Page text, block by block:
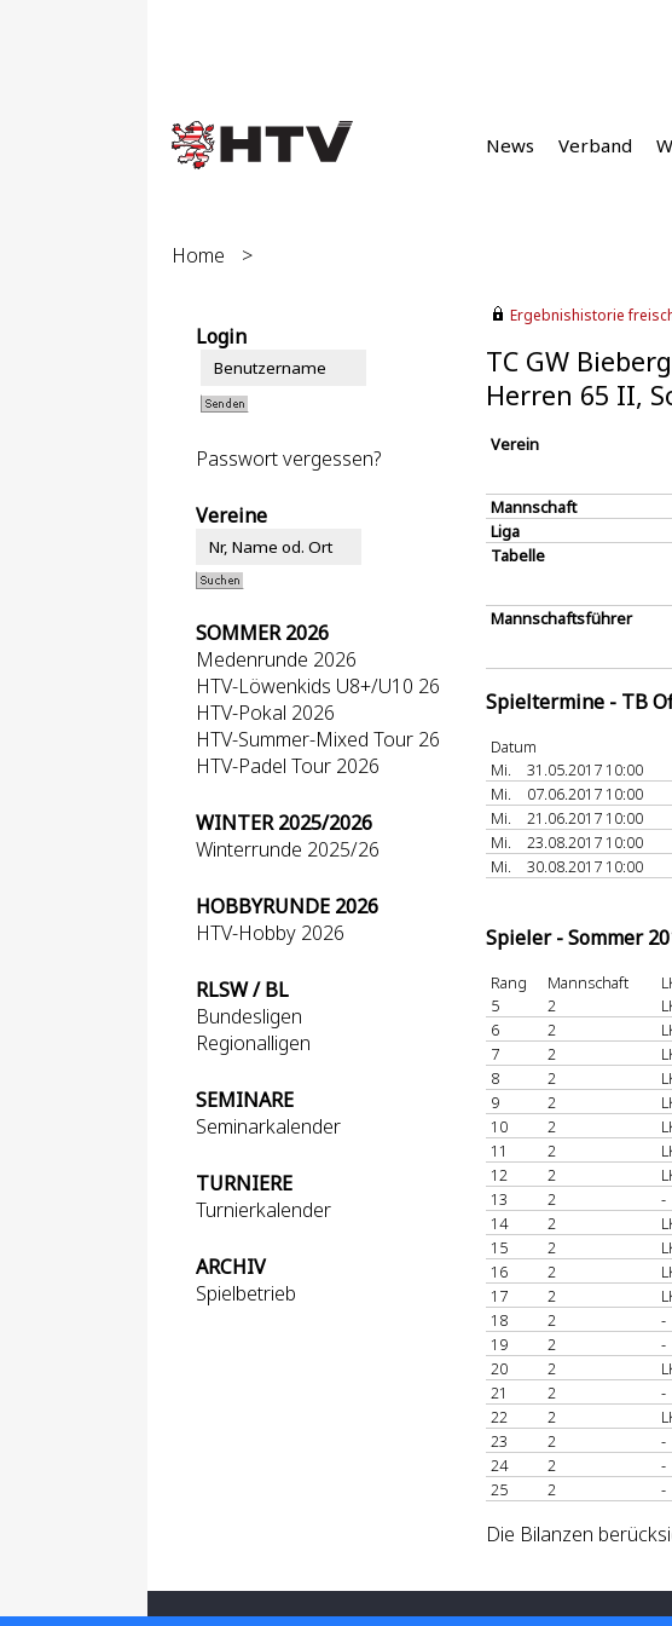
News Verband
Home >
Login
Passwort vergessen?
Vereine
SOMMER 2026
Medenrunde 2026
HTV-Löwenkids U8+/U10 26
HTV-Pokal 2026
HTV-Summer-Mixed Tour 26
HTV-Padel Tour 2026
WINTER 2025/2026
Winterrunde 2025/26
HOBBYRUNDE 2026
HTV-Hobby 2026
RLSW / BL
Bundesligen
Regionalligen
SEMINARE
Seminarkalender
TURNIERE
Turnierkalender
ARCHIV
Spielbetrieb
Ergebnishistorie
TC GW
Herren 65 II,
Verein
Mannschaft
Liga
Tabelle
Mannschaftsführer
Spieltermine - TB
Datum
Mi.
31.05.2017 10:00
Mi.
07.06.2017 10:00
Mi.
21.06.2017 10:00
Mi.
23.08.2017 10:00
Mi.
30.08.2017 10:00
Spieler - Sommer
Rang Mannschaft
5
2
6
2
7
2
8
2
9
2
10
2
11
2
12
2
13
2 -
14
2
15
2
16
2
17
2
18
2 -
19
2 -
20
2
21
2 -
22
2
23
2 -
24
2 -
25
2 -
Die Bilanzen